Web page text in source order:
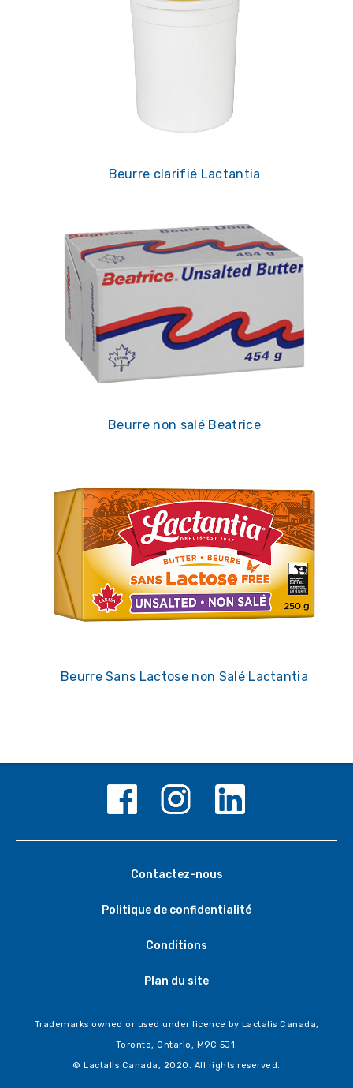
Beurre clarifié Lactantia
Beurre non salé Beatrice
Beurre Sans Lactose non Salé Lactantia
Contactez-nous
Politique de confidentialité
Conditions
Plan du site
Trademarks owned or used under licence by Lactalis Canada,
Toronto, Ontario, M9C 5J1.
© Lactalis Canada, 2020. All rights reserved.